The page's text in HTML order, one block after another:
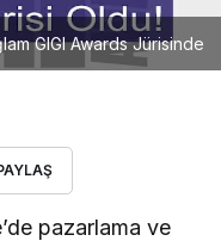
GIGI Awards Jürisinde
pazarlama ve